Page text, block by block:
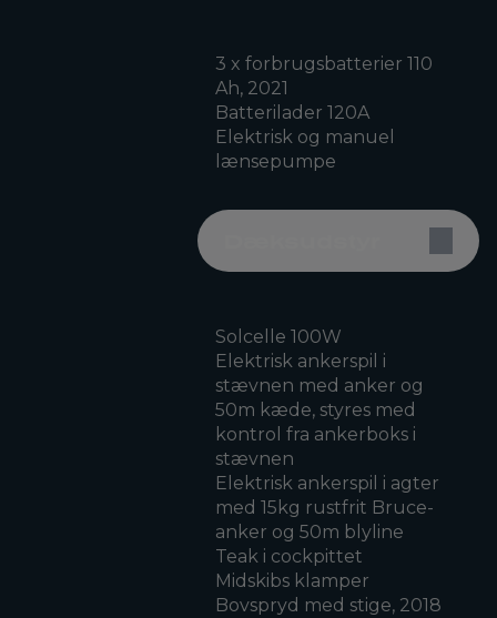
3 x forbrugsbatterier 110
Ah, 2021
Batterilader 120A
Elektrisk og manuel
lænsepumpe
Solcelle 100W
Elektrisk ankerspil i
stævnen med anker og
50m kæde, styres med
kontrol fra ankerboks i
stævnen
Elektrisk ankerspil i agter
med 15kg rustfrit Bruce-
anker og 50m blyline
Teak i cockpittet
Midskibs klamper
Bovspryd med stige, 2018